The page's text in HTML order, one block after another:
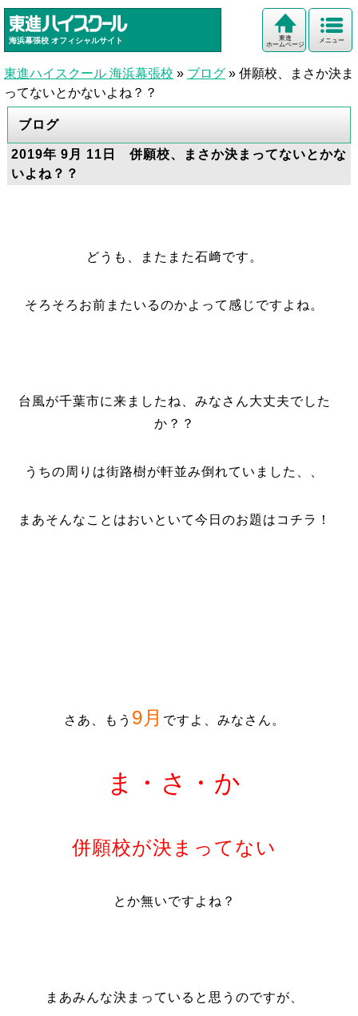
海浜幕張校 オフィシャルサイト メニュー
東進
ホームページ
東進ハイスクール 海浜幕張校 » ブログ » 併願校、まさか決ま
ってないとかないよね？？
ブログ
2019年 9月 11日 併願校、まさか決まってないとかな
いよね？？
どうも、またまた石﨑です。
そろそろお前またいるのかよって感じですよね。
台風が千葉市に来ましたね、みなさん大丈夫でした
か？？
うちの周りは街路樹が軒並み倒れていました、、
まあそんなことはおいといて今日のお題はコチラ！
さあ、もう 9月 ですよ、みなさん。
ま・さ・か
併願校が決まってない
とか無いですよね？
まあみんな決まっていると思うのですが、